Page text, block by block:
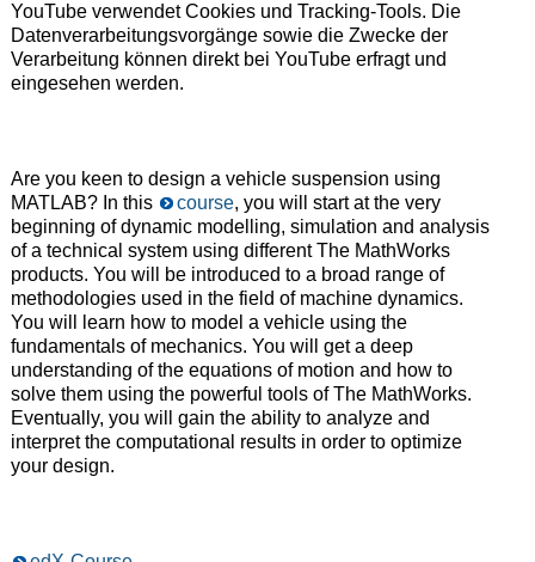
YouTube verwendet Cookies und Tracking-Tools. Die
Datenverarbeitungsvorgänge sowie die Zwecke der
Verarbeitung können direkt bei YouTube erfragt und
eingesehen werden.
Are you keen to design a vehicle suspension using
MATLAB? In this
course, you will start at the very
beginning of dynamic modelling, simulation and analysis
of a technical system using different The MathWorks
products. You will be introduced to a broad range of
methodologies used in the field of machine dynamics.
You will learn how to model a vehicle using the
fundamentals of mechanics. You will get a deep
understanding of the equations of motion and how to
solve them using the powerful tools of The MathWorks.
Eventually, you will gain the ability to analyze and
interpret the computational results in order to optimize
your design.